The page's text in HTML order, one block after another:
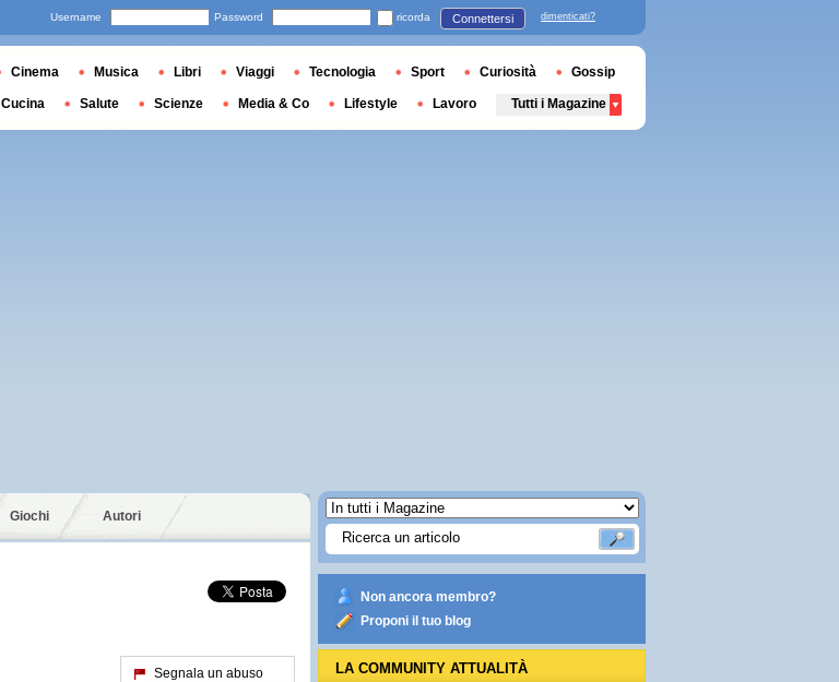
Giochi Autori
Segnala un abuso
Non ancora membro?
Proponi il tuo blog
LA COMMUNITY ATTUALITÀ
Username Password ricorda Connettersi dimenticati?
Cinema Musica Libri Viaggi Tecnologia Sport Curiosità Gossip
Cucina Salute Scienze Media & Co Lifestyle Lavoro Tutti i Magazine